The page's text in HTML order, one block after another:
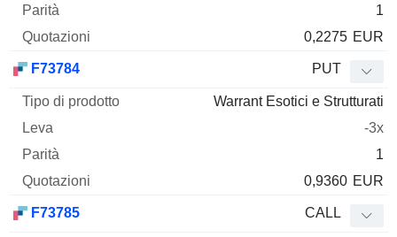
1
0,2275 EUR
F73784 PUT
Warrant Esotici e Strutturati
-3x
1
0,9360 EUR
F73785 CALL